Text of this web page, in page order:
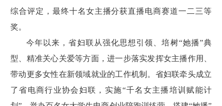
综合评定，最终十名女主播分获直播电商赛道一二三等
奖。
今年以来，省妇联从强化思想引领、培树“她播”典
型、精准关心关爱等方面，进一步落实发挥女主播作用、
带动更多女性在新领域就业的工作机制。省妇联牵头成立
了省电商行业协会妇联，实施“千名女主播培训赋能计